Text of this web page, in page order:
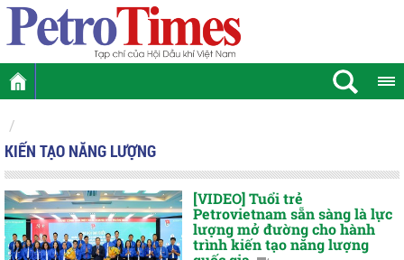
KIẾN TẠO NĂNG LƯỢNG
[VIDEO] Tuổi trẻ
Petrovietnam sẵn sàng là lực
lượng mở đường cho hành
trình kiến tạo năng lượng